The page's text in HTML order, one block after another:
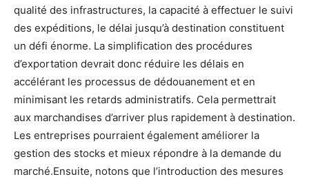
qualité des infrastructures, la capacité à effectuer le suivi
des expéditions, le délai jusqu’à destination constituent
un défi énorme. La simplification des procédures
d’exportation devrait donc réduire les délais en
accélérant les processus de dédouanement et en
minimisant les retards administratifs. Cela permettrait
aux marchandises d’arriver plus rapidement à destination.
Les entreprises pourraient également améliorer la
gestion des stocks et mieux répondre à la demande du
marché.Ensuite, notons que l’introduction des mesures